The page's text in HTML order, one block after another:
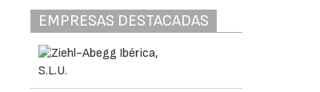
EMPRESAS DESTACADAS